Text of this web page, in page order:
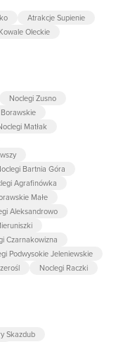
Atrakcje Supienie
Oleckie
Noclegi Zusno
Matłak
Bartnia Góra
Agrafinówka
Małe
Aleksandrowo
Czarnakowizna
Podwysokie Jeleniewskie
Noclegi Raczki
Skazdub